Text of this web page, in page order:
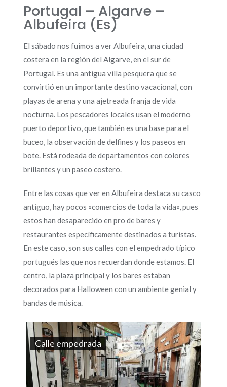
Portugal – Algarve –
Albufeira (Es)
El sábado nos fuimos a ver Albufeira, una ciudad
costera en la región del Algarve, en el sur de
Portugal. Es una antigua villa pesquera que se
convirtió en un importante destino vacacional, con
playas de arena y una ajetreada franja de vida
nocturna. Los pescadores locales usan el moderno
puerto deportivo, que también es una base para el
buceo, la observación de delfines y los paseos en
bote. Está rodeada de departamentos con colores
brillantes y un paseo costero.
Entre las cosas que ver en Albufeira destaca su casco
antiguo, hay pocos «comercios de toda la vida», pues
estos han desaparecido en pro de bares y
restaurantes específicamente destinados a turistas.
En este caso, son sus calles con el empedrado típico
portugués las que nos recuerdan donde estamos. El
centro, la plaza principal y los bares estaban
decorados para Halloween con un ambiente genial y
bandas de música.
Calle empedrada